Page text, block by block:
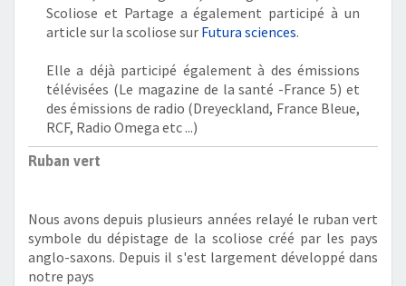
Scoliose et Partage a également participé à un
article sur la scoliose sur Futura sciences.
Elle a déjà participé également à des émissions
télévisées (Le magazine de la santé -France 5) et
des émissions de radio (Dreyeckland, France Bleue,
RCF, Radio Omega etc ...)
Ruban vert
Nous avons depuis plusieurs années relayé le ruban vert
symbole du dépistage de la scoliose créé par les pays
anglo-saxons. Depuis il s'est largement développé dans
notre pays